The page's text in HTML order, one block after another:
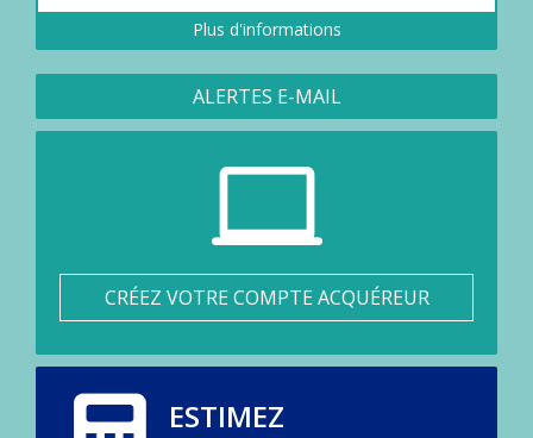
Plus d'informations
ALERTES E-MAIL
CRÉEZ VOTRE COMPTE ACQUÉREUR
ESTIMEZ